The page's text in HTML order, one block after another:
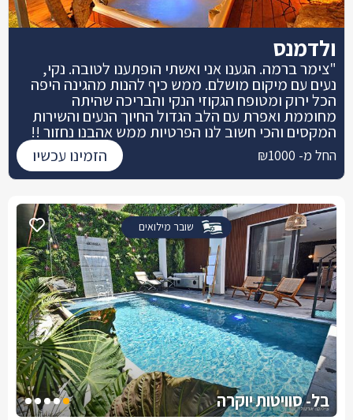
שובר מילואים
בל- סוויטות יוקרה
ולדמנס
"צימר ברמה. הגענו אני ואשתי הופתענו לטובה. נקי,
נעים עם מיקום מושלם. ממש כיף להנות מהגינה היפה
הכל ירוק ומטופח הגקוזי הנקי והבריכה שהיתה
מחוממת ואפרת עם הלב הגדול החיוך הנעים והשירות
המקסים והכי חשוב לנו הפרטיות ממש אהבנו נחזור !!
החל מ- ₪1000 הזמינו עכשיו